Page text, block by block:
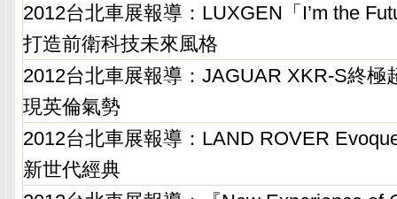
2012台北車展報導：LUXGEN「I’m the
打造前衛科技未來風格
2012台北車展報導：JAGUAR XKR-S終極
現英倫氣勢
2012台北車展報導：LAND ROVER
新世代經典